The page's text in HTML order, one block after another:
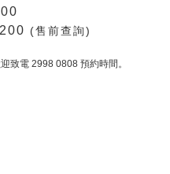
(售前查詢)
致電 2998 0808 預約時間。